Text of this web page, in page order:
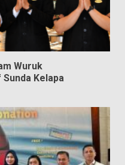
Wuruk
Kelapa